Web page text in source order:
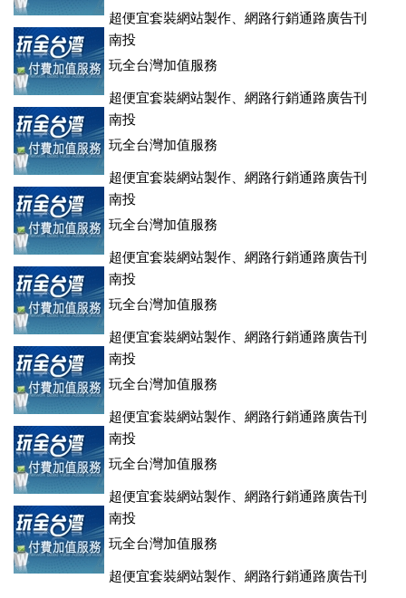
超便宜套裝網站製作、網路行銷通路廣告刊
登、訂房系統、客房委託旅行社銷售，全面優惠中....
南投
玩全台灣加值服務
超便宜套裝網站製作、網路行銷通路廣告刊
登、訂房系統、客房委託旅行社銷售，全面優惠中....
南投
玩全台灣加值服務
超便宜套裝網站製作、網路行銷通路廣告刊
登、訂房系統、客房委託旅行社銷售，全面優惠中....
南投
玩全台灣加值服務
超便宜套裝網站製作、網路行銷通路廣告刊
登、訂房系統、客房委託旅行社銷售，全面優惠中....
南投
玩全台灣加值服務
超便宜套裝網站製作、網路行銷通路廣告刊
登、訂房系統、客房委託旅行社銷售，全面優惠中....
南投
玩全台灣加值服務
超便宜套裝網站製作、網路行銷通路廣告刊
登、訂房系統、客房委託旅行社銷售，全面優惠中....
南投
玩全台灣加值服務
超便宜套裝網站製作、網路行銷通路廣告刊
登、訂房系統、客房委託旅行社銷售，全面優惠中....
南投
玩全台灣加值服務
超便宜套裝網站製作、網路行銷通路廣告刊